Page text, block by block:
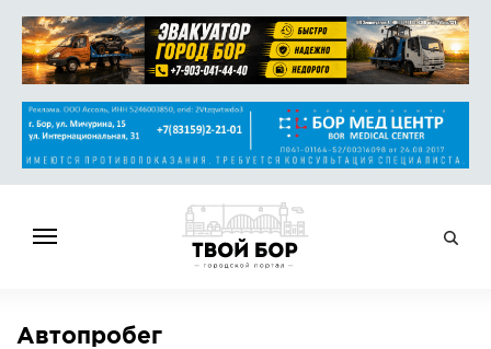
НОВОСТИ
Автопробег